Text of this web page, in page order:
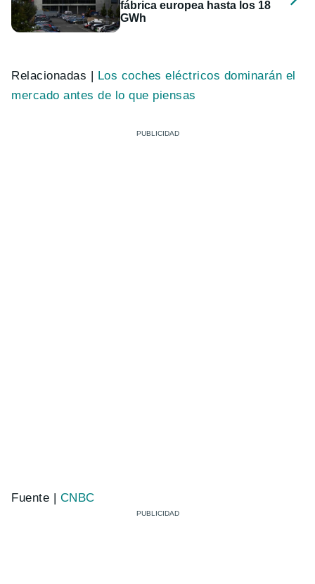
fábrica europea hasta los 18
GWh
Relacionadas | Los coches eléctricos dominarán el
mercado antes de lo que piensas
Fuente | CNBC